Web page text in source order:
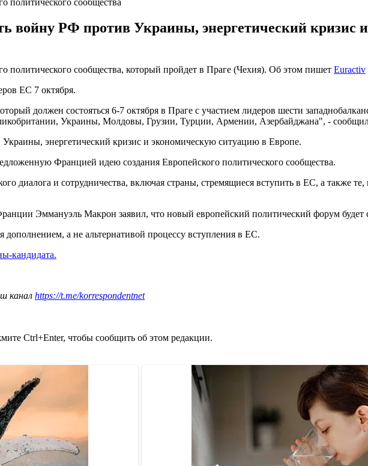
войну РФ против Украины, энергетический кризис
политического сообщества, который пройдет в Праге (Чехия). Об этом пишет Euractiv
ЕС 7 октября.
должен состояться 6-7 октября в Праге с участием лидеров шести
Украины, Молдовы, Грузии, Турции, Армении, Азербайджана", - сообщил
энергетический кризис и экономическую ситуацию в Европе.
Францией идею создания Европейского политического сообщества.
диалога и сотрудничества, включая страны, стремящиеся вступить в ЕС, а также
Эммануэль Макрон заявил, что новый европейский политический форум будет
дополнением, а не альтернативой процессу вступления в ЕС.
кандидата.
канал https://t.me/korrespondentnet
Ctrl+Enter, чтобы сообщить об этом редакции.